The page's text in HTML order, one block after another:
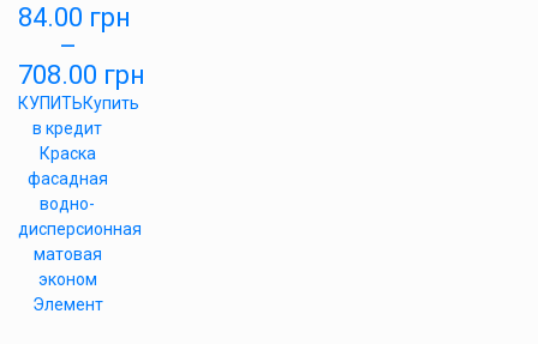
84.00 грн
–
708.00 грн
КУПИТЬКупить
в кредит
Краска
фасадная
водно-
дисперсионная
матовая
эконом
Элемент